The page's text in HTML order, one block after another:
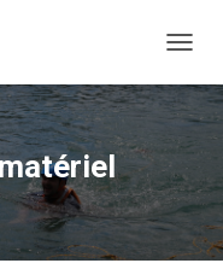
É
P
I
E
R